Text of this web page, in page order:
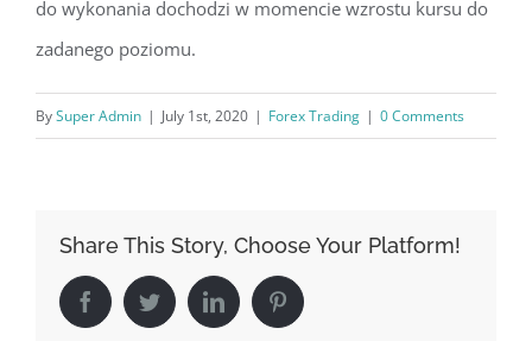
do wykonania dochodzi w momencie wzrostu kursu do
zadanego poziomu.
BySuper Admin | July 1st, 2020 | Forex Trading | 0 Comments
Share This Story, Choose Your Platform!
FacebookTwitterLinkedIn Pinterest